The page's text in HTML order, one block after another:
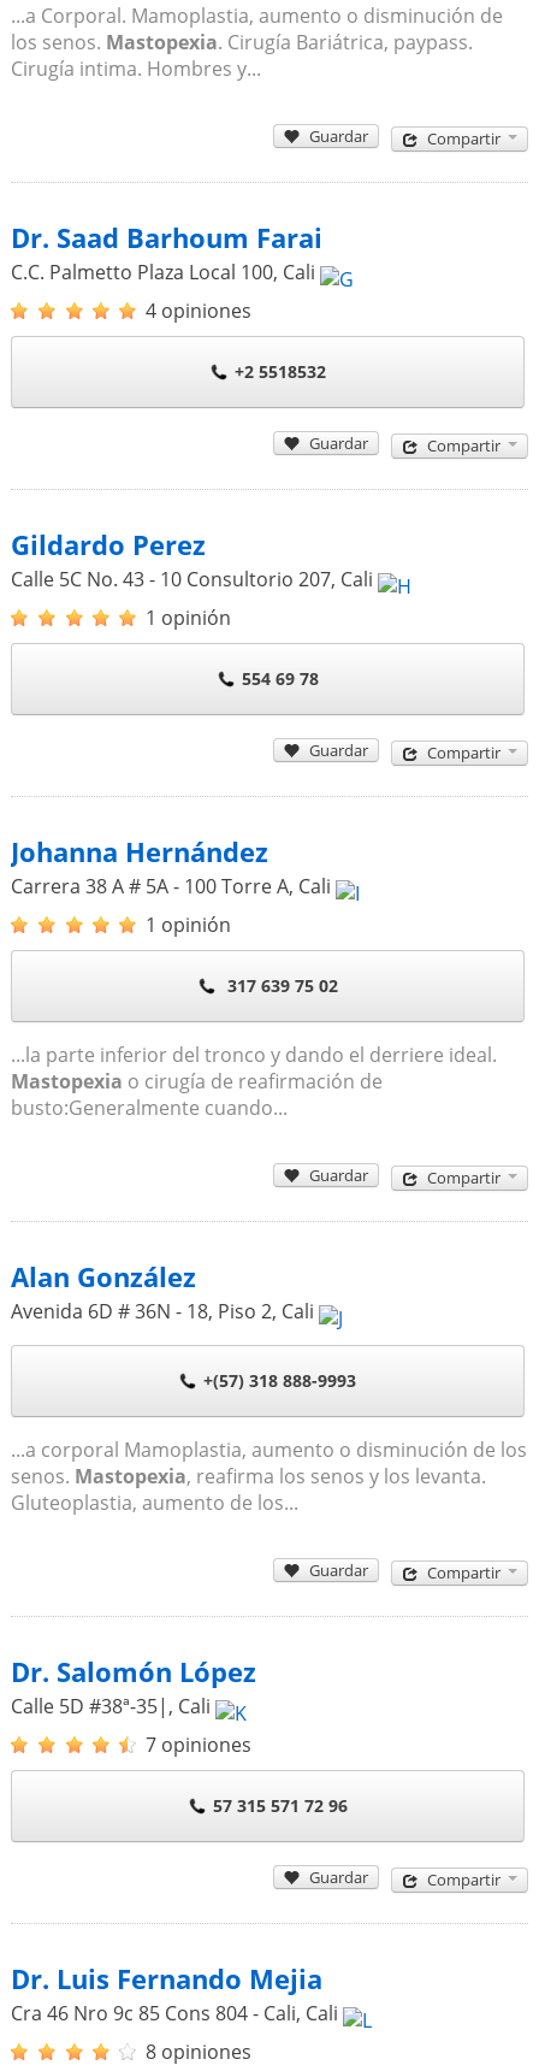
...a Corporal. Mamoplastia, aumento o disminución de
los senos. Mastopexia. Cirugía Bariátrica, paypass.
Cirugía intima. Hombres y...
Guardar Compartir
Dr. Saad Barhoum Farai
C.C. Palmetto Plaza Local 100, Cali
4 opiniones
+2 5518532
Guardar Compartir
Gildardo Perez
Calle 5C No. 43 - 10 Consultorio 207, Cali
1 opinión
554 69 78
Guardar Compartir
Johanna Hernández
Carrera 38 A # 5A - 100 Torre A, Cali
1 opinión
317 639 75 02
...la parte inferior del tronco y dando el derriere ideal.
Mastopexia o cirugía de reafirmación de
busto:Generalmente cuando...
Guardar Compartir
Alan González
Avenida 6D # 36N - 18, Piso 2, Cali
+(57) 318 888-9993
...a corporal Mamoplastia, aumento o disminución de los
senos. Mastopexia, reafirma los senos y los levanta.
Gluteoplastia, aumento de los...
Guardar Compartir
Dr. Salomón López
Calle 5D #38ª-35| , Cali
7 opiniones
57 315 571 72 96
Guardar Compartir
Dr. Luis Fernando Mejia
Cra 46 Nro 9c 85 Cons 804 - Cali, Cali
8 opiniones